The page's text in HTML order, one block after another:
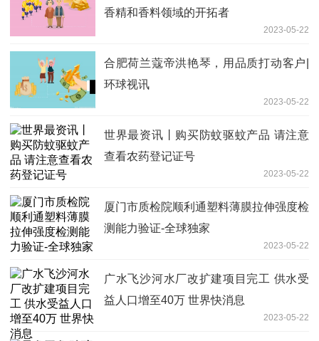
香精和香料领域的开拓者
2023-05-22
合肥荷兰蔻帝洪艳琴，用品质打动客户|
环球视讯
2023-05-22
世界最资讯丨购买防蚊驱蚊产品 请注意
查看农药登记证号
2023-05-22
厦门市质检院顺利通塑料薄膜拉伸强度检
测能力验证-全球独家
2023-05-22
广水飞沙河水厂改扩建项目完工 供水受
益人口增至40万 世界快消息
2023-05-22